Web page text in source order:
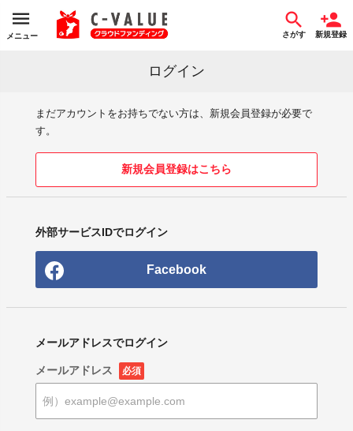
メニュー さがす 新規登録
ログイン
まだアカウントをお持ちでない方は、新規会員登録が必要で
す。
新規会員登録はこちら
外部サービスIDでログイン
Facebook
メールアドレスでログイン
メールアドレス 必須